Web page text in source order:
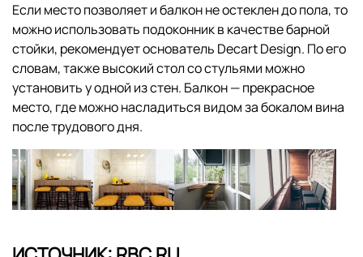
Если место позволяет и балкон не остеклен до пола, то
можно использовать подоконник в качестве барной
стойки, рекомендует основатель Decart Design. По его
словам, также высокий стол со стульями можно
установить у одной из стен. Балкон — прекрасное
место, где можно насладиться видом за бокалом вина
после трудового дня.